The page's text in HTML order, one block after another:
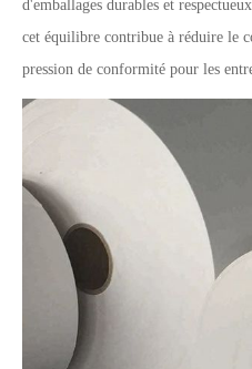
d'emballages durables et
cet équilibre contribue à réduire le
pression de conformité pour les